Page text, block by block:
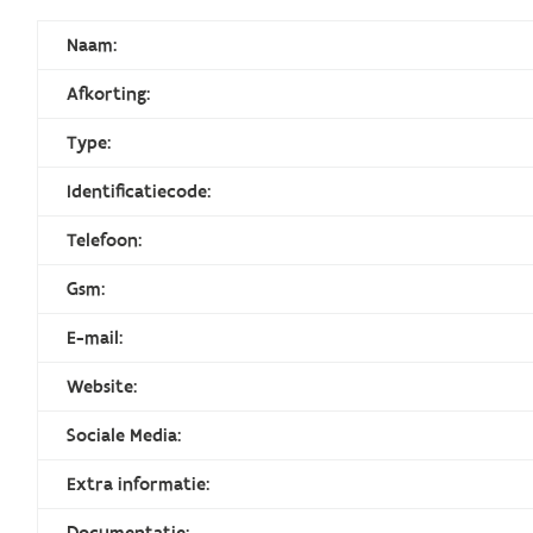
Naam:
Afkorting:
Type:
Identificatiecode:
Telefoon:
Gsm:
E-mail:
Website:
Sociale Media:
Extra informatie: